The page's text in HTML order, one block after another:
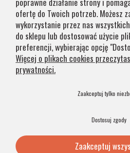
nasze lampy warto czasem
Kategorie
Obsługa klienta
© 2026 Argon Lampy. All Rights
ofertę do Twoich potrzeb. Możesz
wykorzystanie przez nas
do sklepu lub dostosować użycie
preferencji, wybierając opcję
Więcej o plikach cookies
prywatności.
Zaakceptuj tylko
Dostosuj zgody
Zaakceptuj